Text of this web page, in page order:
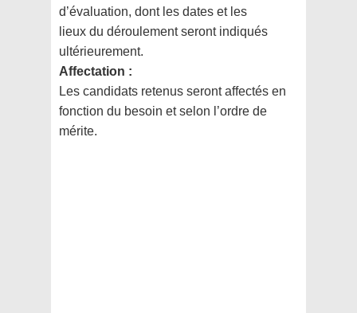
d’évaluation, dont les dates et les
lieux du déroulement seront indiqués
ultérieurement.
Affectation :
Les candidats retenus seront affectés en
fonction du besoin et selon l’ordre de
mérite.